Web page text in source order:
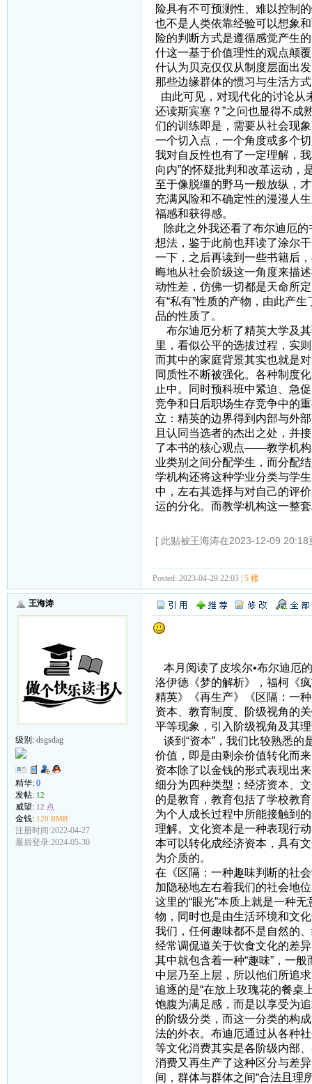
险具有不可预测性、难以控制
也不是人类依靠经验可以想象
险的判断方式是遵循感觉产生
什这一基于价值理性的观点颠
什认为贝克仅仅从制度层面出
那些边缘群体的惯习与生活方
由此可见，对现代化的讨论从
还读斯宾塞？”之问也显得不成
们的训练即是，需要从社会现
一个切入点，一个角度或多个
我对自反性也有了一定理解，
向内”的怀疑批判和改革运动，
至于像脱缰的野马一般放纵，
充满风险和不确定性的漫漫人
福感和获得感。
除此之外我还看了布尔迪厄的
想法，鉴于此前也拜读了涂尔
一下，之后再读到一些书籍后
晦地从社会阶级这一角度来描
动性差，仿佛一切都是天命所
有“私有”性质的产物，由此产
品的性质了。
布尔迪厄分析了精英大学及
里，看似公平的选拔过程，实
而其中的家庭背景其实也就是
同质性不断被强化。各种制度
止中。同时预科班中紧迫、急
竞争和日后职场生存竞争中的
立：精英的边界得到内部与外
且认同当选者的杰出之处，并
了本书的核心观点——教学机构
业类别之间分配学生，而分配
学机构还将这种学业分类与学
中，左右其选择与对自己的评
运的分化。而教学机构这一整
[ 此贴被王海涛在2023-12-09 20:18
Posted: 2023-04-29 22:03 | 5 楼
王海涛
级别: dsgsdag
精华: 0
发帖: 12
威望: 12 点
金钱: 120 RMB
注册时间:2022-04-27
最后登录:2024-05-30
本月阅读了皮埃尔•布尔迪厄
洛伊德《梦的解析》，福柯《
精英》《再生产》《区隔：一
资本、教育制度、阶级视角的
平等现象，引入阶级视角及其
谈到“资本”，我们比较熟悉的
价值，即是由剩余价值转化而
资本除了以金钱的形式表现出
细分为四种类型：经济资本、
的是教育，教育包括了学校教
为个人成长过程中所能接触到
理解。文化资本是一种表现行
本可以转化成经济资本，具有
为介质的。
在《区隔：一种趣味判断的社
加隐秘地左右着我们的社会地
这里的“眼光”本质上就是一种
物，同时也是由生活环境和文
我们，任何趣味都不是自然的
经常调侃道关于饮食文化的差
其中就包含着一种“趣味”，一
中层乃至上层，所以他们所追
追逐的是“在放上玫瑰花的餐桌
饱腹为满足感，而是以享受为
的阶级分类，而这一分类的构
法的外衣。布迪厄通过从各种
等文化消费其实是各阶级内部
消费又再生产了这种区分与差
间，群体与群体之间“合法且理